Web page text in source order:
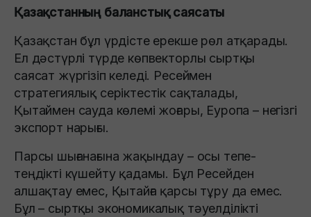
Қазақстанның баланстық саясаты
Қазақстан бұл үрдісте ерекше рөл атқарады.
Ел дәстүрлі түрде көпвекторлы сыртқы
саясат жүргізіп келеді. Ресеймен
стратегиялық серіктестік сақталады,
Қытаймен сауда көлемі жоғары, Еуропа – негізгі
экспорт нарығы.
Парсы шығанағына жақындау – осы тепе-
теңдікті күшейту қадамы. Бұл Ресейден
алшақтау емес, Қытайға қарсы тұру да емес.
Бұл – сыртқы экономикалық тәуелділікті